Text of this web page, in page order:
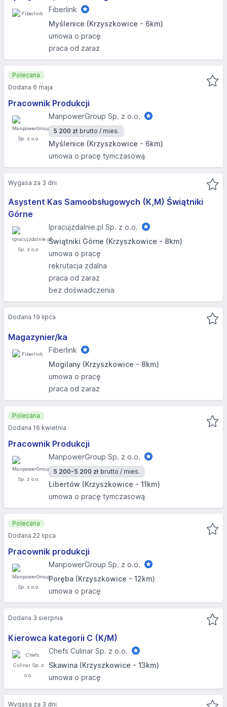
Fiberlink
Myślenice (Krzyszkowice - 6km)
umowa o pracę
praca od zaraz
Pracownik Produkcji
ManpowerGroup Sp. z o.o.
5 200 zł brutto / mies.
Myślenice (Krzyszkowice - 6km)
umowa o pracę tymczasową
Polecana
Dodana 6 maja
Asystent Kas Samoobsługowych (K,M) Świątniki
Górne
Ipracujzdalnie.pl Sp. z o.o.
Świątniki Górne (Krzyszkowice - 8km)
umowa o pracę
rekrutacja zdalna
praca od zaraz
bez doświadczenia
Wygasa za 3 dni
Magazynier/ka
Fiberlink
Mogilany (Krzyszkowice - 8km)
umowa o pracę
praca od zaraz
Dodana 19 lipca
Pracownik Produkcji
ManpowerGroup Sp. z o.o.
5 200-5 200 zł brutto / mies.
Libertów (Krzyszkowice - 11km)
umowa o pracę tymczasową
Polecana
Dodana 16 kwietnia
Pracownik produkcji
ManpowerGroup Sp. z o.o.
Poręba (Krzyszkowice - 12km)
umowa o pracę
Polecana
Dodana 22 lipca
Kierowca kategorii C (K/M)
Chefs Culinar Sp. z o.o.
Skawina (Krzyszkowice - 13km)
umowa o pracę
Dodana 3 sierpnia
Wygasa za 3 dni